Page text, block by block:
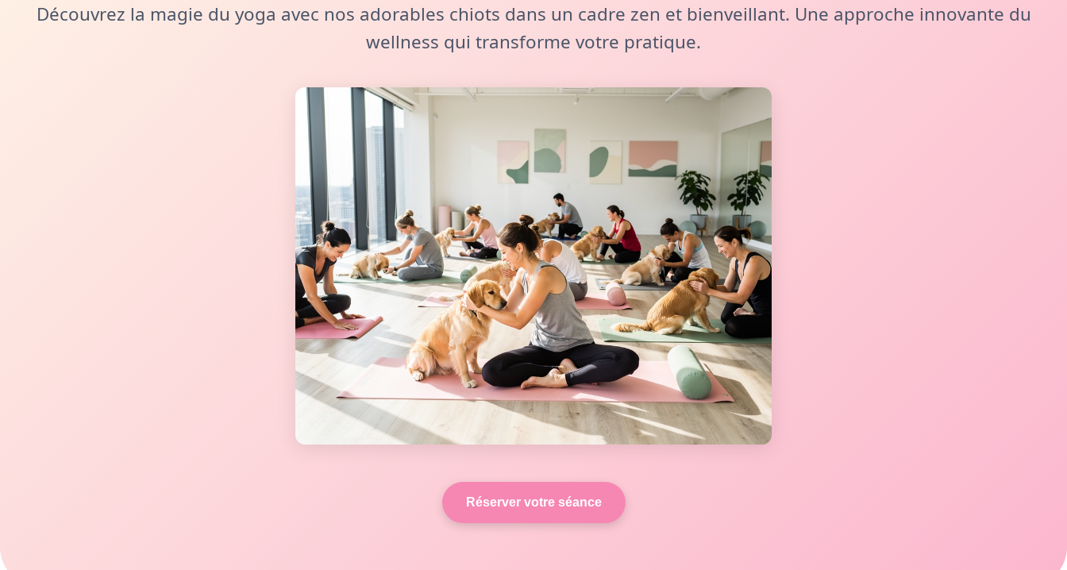
Découvrez la magie du yoga avec nos adorables chiots dans un cadre zen et bienveillant. Une approche innovante du
wellness qui transforme votre pratique.
Réserver votre séance